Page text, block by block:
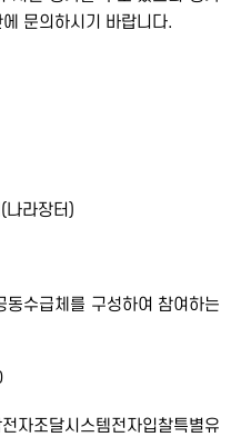
문의하시기 바랍니다.
라장터)
수급체를 구성하여 참여하는
조달시스템전자입찰특별유